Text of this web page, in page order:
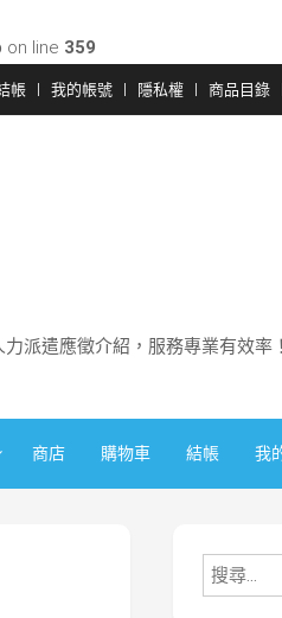
on line 359
帳 我的帳號 隱私權 商品目錄
派遣應徵介紹，服務專業有效
商店 購物車 結帳 我